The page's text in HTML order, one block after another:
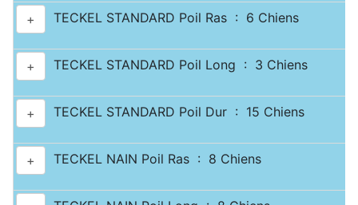
+ TECKEL STANDARD Poil Ras : 6 Chiens
+ TECKEL STANDARD Poil Long : 3 Chiens
+ TECKEL STANDARD Poil Dur : 15 Chiens
+ TECKEL NAIN Poil Ras : 8 Chiens